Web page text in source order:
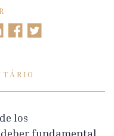
los
fundamental